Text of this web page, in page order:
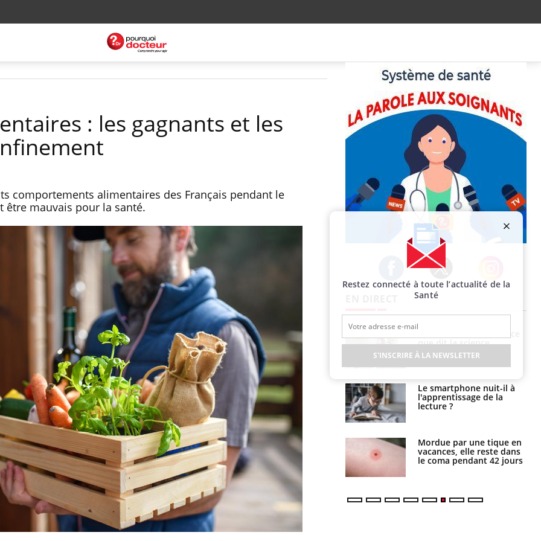
: les gagnants et les
comportements alimentaires des Français pendant le
être mauvais pour la santé.
Facebook Twitter Instagram
La sieste empêche-t-elle
de dormir la nuit ?
VIH : la fin du comprimé
tous les jours se profile-t-
elle enfin ?
Pourquoi votre ventre
gâche-t-il les premiers
jours de vos vacances ?
Fortes chaleurs :
pourquoi le risque de
noyade grimpe-t-il ?
Le Viagra pourrait-il
freiner la propagation du
cancer ?
Pourquoi manger moins
de protéines pourrait
finalement être bénéfique
que dit la science
Le smartphone nuit-il à
l'apprentissage de la
lecture ?
Mordue par une tique en
vacances, elle reste dans
le coma pendant 42 jours
Restez connecté à toute l’actualité de la
Santé
S'INSCRIRE À LA NEWSLETTER